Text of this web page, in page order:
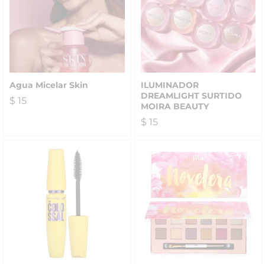
Agua Micelar Skin
$ 15
ILUMINADOR
DREAMLIGHT SURTIDO
MOIRA BEAUTY
$ 15